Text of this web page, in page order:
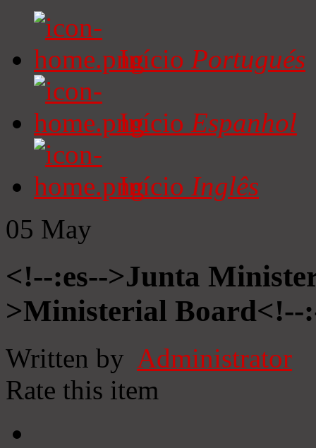
Início Portugués
Início Espanhol
Início Inglês
05 May
<!--:es-->Junta
>Ministerial Board<!--
Written by Administrator
Rate this item